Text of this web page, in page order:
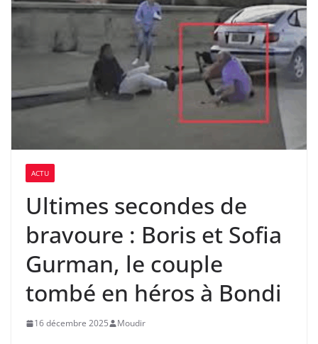
ACTU
Ultimes secondes de
bravoure : Boris et Sofia
Gurman, le couple
tombé en héros à Bondi
16 décembre 2025 Moudir